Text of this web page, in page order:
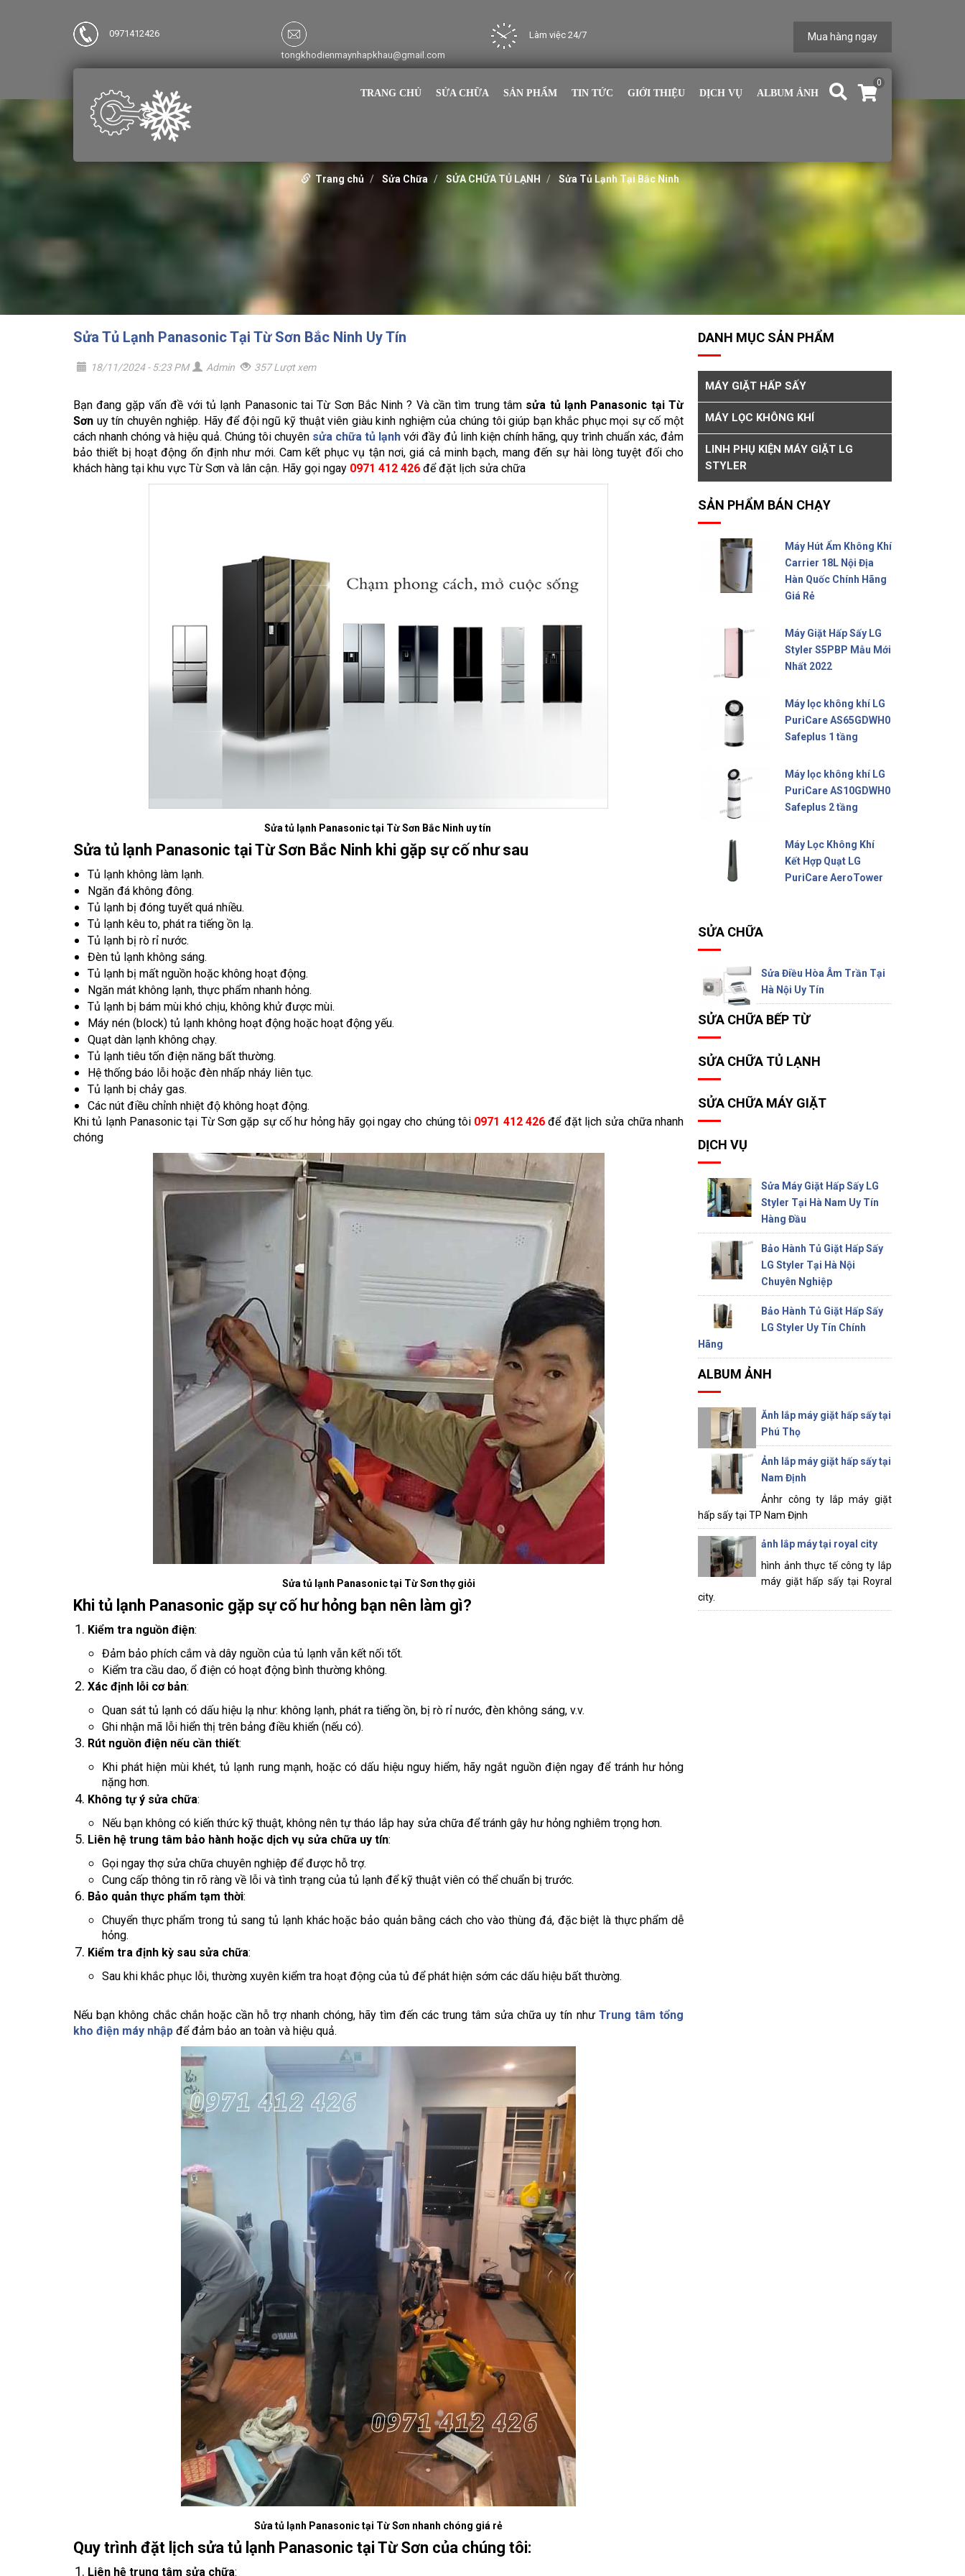
0971412426
tongkhodienmaynhapkhau@gmail.com
Làm việc 24/7 Mua hàng ngay
0
TRANG CHỦ SỬA CHỮA SẢN PHẨM TIN TỨC GIỚI THIỆU DỊCH VỤ ALBUM ẢNH
Trang chủ Sửa Chữa SỬA CHỮA TỦ LẠNH Sửa Tủ Lạnh Tại Bắc Ninh
Sửa Tủ Lạnh Panasonic Tại Từ Sơn Bắc Ninh Uy Tín
18/11/2024 - 5:23 PM Admin 357 Lượt xem
Bạn đang gặp vấn đề với tủ lạnh Panasonic tai Từ Sơn Bắc Ninh ? Và cần tìm trung tâm sửa tủ lạnh Panasonic tại Từ
Sơn uy tín chuyên nghiệp. Hãy để đội ngũ kỹ thuật viên giàu kinh nghiệm của chúng tôi giúp bạn khắc phục mọi sự cố một
cách nhanh chóng và hiệu quả. Chúng tôi chuyên sửa chữa tủ lạnh với đầy đủ linh kiện chính hãng, quy trình chuẩn xác, đảm
bảo thiết bị hoạt động ổn định như mới. Cam kết phục vụ tận nơi, giá cả minh bạch, mang đến sự hài lòng tuyệt đối cho
khách hàng tại khu vực Từ Sơn và lân cận. Hãy gọi ngay 0971 412 426 để đặt lịch sửa chữa
Sửa tủ lạnh Panasonic tại Từ Sơn Bắc Ninh uy tín
Sửa tủ lạnh Panasonic tại Từ Sơn Bắc Ninh khi gặp sự cố như sau
Tủ lạnh không làm lạnh.
Ngăn đá không đông.
Tủ lạnh bị đóng tuyết quá nhiều.
Tủ lạnh kêu to, phát ra tiếng ồn lạ.
Tủ lạnh bị rò rỉ nước.
Đèn tủ lạnh không sáng.
Tủ lạnh bị mất nguồn hoặc không hoạt động.
Ngăn mát không lạnh, thực phẩm nhanh hỏng.
Tủ lạnh bị bám mùi khó chịu, không khử được mùi.
Máy nén (block) tủ lạnh không hoạt động hoặc hoạt động yếu.
Quạt dàn lạnh không chạy.
Tủ lạnh tiêu tốn điện năng bất thường.
Hệ thống báo lỗi hoặc đèn nhấp nháy liên tục.
Tủ lạnh bị chảy gas.
Các nút điều chỉnh nhiệt độ không hoạt động.
Khi tủ lạnh Panasonic tại Từ Sơn gặp sự cố hư hỏng hãy gọi ngay cho chúng tôi 0971 412 426để đặt lịch sửa chữa nhanh
chóng
Sửa tủ lạnh Panasonic tại Từ Sơn thợ giỏi
Khi tủ lạnh Panasonic gặp sự cố hư hỏng bạn nên làm gì?
Kiểm tra nguồn điện:
Đảm bảo phích cắm và dây nguồn của tủ lạnh vẫn kết nối tốt.
Kiểm tra cầu dao, ổ điện có hoạt động bình thường không.
Xác định lỗi cơ bản:
Quan sát tủ lạnh có dấu hiệu lạ như: không lạnh, phát ra tiếng ồn, bị rò rỉ nước, đèn không sáng, v.v.
Ghi nhận mã lỗi hiển thị trên bảng điều khiển (nếu có).
Rút nguồn điện nếu cần thiết:
Khi phát hiện mùi khét, tủ lạnh rung mạnh, hoặc có dấu hiệu nguy hiểm, hãy ngắt nguồn điện ngay để tránh hư hỏng
nặng hơn.
Không tự ý sửa chữa:
Nếu bạn không có kiến thức kỹ thuật, không nên tự tháo lắp hay sửa chữa để tránh gây hư hỏng nghiêm trọng hơn.
Liên hệ trung tâm bảo hành hoặc dịch vụ sửa chữa uy tín:
Gọi ngay thợ sửa chữa chuyên nghiệp để được hỗ trợ.
Cung cấp thông tin rõ ràng về lỗi và tình trạng của tủ lạnh để kỹ thuật viên có thể chuẩn bị trước.
Bảo quản thực phẩm tạm thời:
Chuyển thực phẩm trong tủ sang tủ lạnh khác hoặc bảo quản bằng cách cho vào thùng đá, đặc biệt là thực phẩm dễ
hỏng.
Kiểm tra định kỳ sau sửa chữa:
Sau khi khắc phục lỗi, thường xuyên kiểm tra hoạt động của tủ để phát hiện sớm các dấu hiệu bất thường.
Nếu bạn không chắc chắn hoặc cần hỗ trợ nhanh chóng, hãy tìm đến các trung tâm sửa chữa uy tín như Trung tâm tổng
kho điện máy nhập để đảm bảo an toàn và hiệu quả.
Sửa tủ lạnh Panasonic tại Từ Sơn nhanh chóng giá rẻ
Quy trình đặt lịch sửa tủ lạnh Panasonic tại Từ Sơn của chúng tôi:
Liên hệ trung tâm sửa chữa:
DANH MỤC SẢN PHẨM
MÁY GIẶT HẤP SẤY
MÁY LỌC KHÔNG KHÍ
LINH PHỤ KIỆN MÁY GIẶT LG
STYLER
SẢN PHẨM BÁN CHẠY
Máy Hút Ẩm Không Khí
Carrier 18L Nội Địa
Hàn Quốc Chính Hãng
Giá Rẻ
Máy Giặt Hấp Sấy LG
Styler S5PBP Mẫu Mới
Nhất 2022
Máy lọc không khí LG
PuriCare AS65GDWH0
Safeplus 1 tầng
Máy lọc không khí LG
PuriCare AS10GDWH0
Safeplus 2 tầng
Máy Lọc Không Khí
Kết Hợp Quạt LG
PuriCare AeroTower
SỬA CHỮA
Sửa Điều Hòa Âm Trần Tại
Hà Nội Uy Tín
SỬA CHỮA BẾP TỪ
SỬA CHỮA TỦ LẠNH
SỬA CHỮA MÁY GIẶT
DỊCH VỤ
Sửa Máy Giặt Hấp Sấy LG
Styler Tại Hà Nam Uy Tín
Hàng Đầu
Bảo Hành Tủ Giặt Hấp Sấy
LG Styler Tại Hà Nội
Chuyên Nghiệp
Bảo Hành Tủ Giặt Hấp Sấy
LG Styler Uy Tín Chính
Hãng
ALBUM ẢNH
Ănh lắp máy giặt hấp sấy tại
Phú Thọ
Ảnh lắp máy giặt hấp sấy tại
Nam Định
Ảnhr công ty lắp máy giặt
hấp sấy tại TP Nam Định
ảnh lắp máy tại royal city
hình ảnh thực tế công ty lắp
máy giặt hấp sấy tại Royral
city.